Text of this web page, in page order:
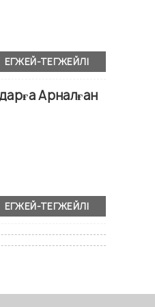
ЕГЖЕЙ-ТЕГЖЕЙЛІ
Арналған
ЕГЖЕЙ-ТЕГЖЕЙЛІ